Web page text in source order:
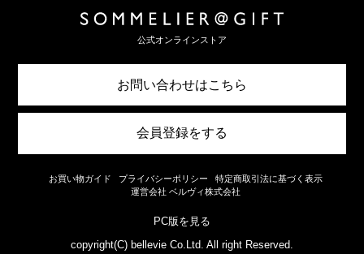
公式オンラインストア
お問い合わせはこちら
会員登録をする
お買い物ガイド プライバシーポリシー
特定商取引法に基づく表示
運営会社 ベルヴィ株式会社
PC版を見る
copyright(C) bellevie Co.Ltd. All right Reserved.